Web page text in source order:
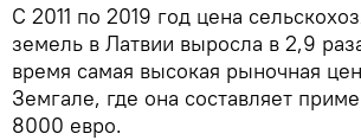
С 2011 по 2019 год цена
земель в Латвии выросла в 2,9
время самая высокая рыночная
Земгале, где она составляет
8000 евро.